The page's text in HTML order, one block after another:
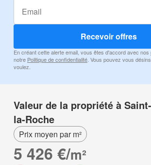
Recevoir offres
En créant cette alerte email, vous êtes d'accord avec nos
notre Politique de confidentialité . Vous pouvez vous
voulez.
Valeur de la propriété à
la-Roche
Prix moyen par m²
5 426 €/m²